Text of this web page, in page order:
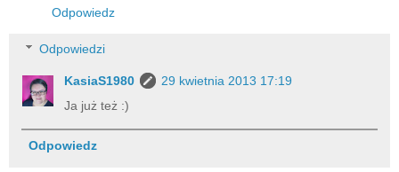
Odpowiedz
Odpowiedzi
KasiaS1980
29 kwietnia 2013 17:19
Ja już też :)
Odpowiedz